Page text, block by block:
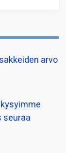
arvo
seuraa